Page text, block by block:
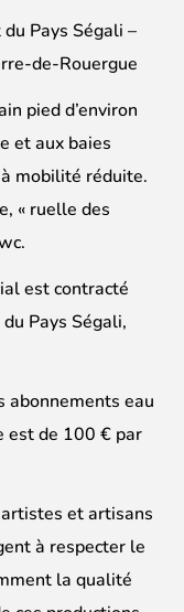
Pays Ségali –
de-Rouergue
pied d’environ
et aux baies
mobilité réduite.
« ruelle des
est contracté
Pays Ségali,
abonnements eau
est de 100 € par
et artisans
à respecter le
la qualité